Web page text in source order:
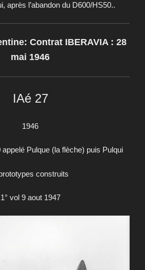
après l’abandon du D600/HS50..
Contrat IBERAVIA : 28
mai 1946
IAé 27
1946
Pulque (la flèche) puis Pulqui
construits
1° vol 9 aout 1947